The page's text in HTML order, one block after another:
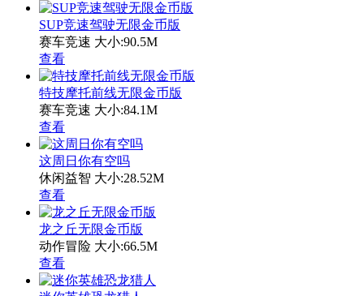
SUP竞速驾驶无限金币版
赛车竞速 大小:90.5M
查看
特技摩托前线无限金币版
赛车竞速 大小:84.1M
查看
这周日你有空吗
休闲益智 大小:28.52M
查看
龙之丘无限金币版
动作冒险 大小:66.5M
查看